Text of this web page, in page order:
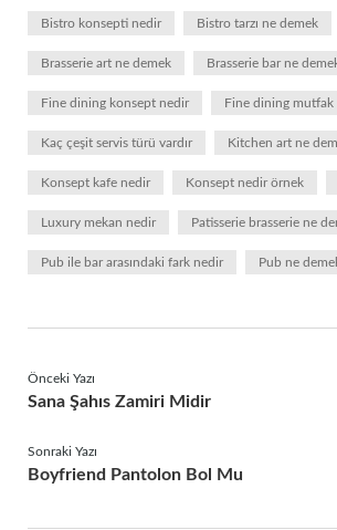
Bistro konsepti nedir Bistro tarzı ne demek
Brasserie art ne demek Brasserie bar ne
Fine dining konsept nedir Fine dining mutfak
Kaç çeşit servis türü vardır Kitchen art ne
Konsept kafe nedir Konsept nedir örnek
Luxury mekan nedir Patisserie brasserie ne
Pub ile bar arasındaki fark nedir Pub ne
Önceki Yazı
Sana Şahıs Zamiri Midir
Sonraki Yazı
Boyfriend Pantolon Bol Mu